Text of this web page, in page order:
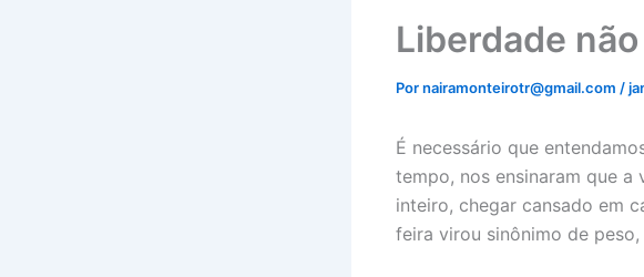
Liberdade
Pornairamonteirotr@gmail.com /
É necessário que
tempo, nos ensinaram que
inteiro, chegar cansado em
feira virou sinônimo de